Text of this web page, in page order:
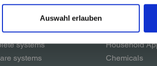
Auswahl erlauben
systems
systems
systems
systems
systems
Beverages
Paper &
Household
Chemicals